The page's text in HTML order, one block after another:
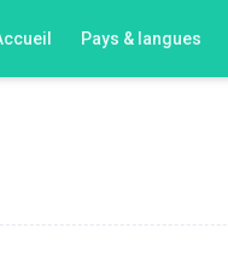
Pays & langues